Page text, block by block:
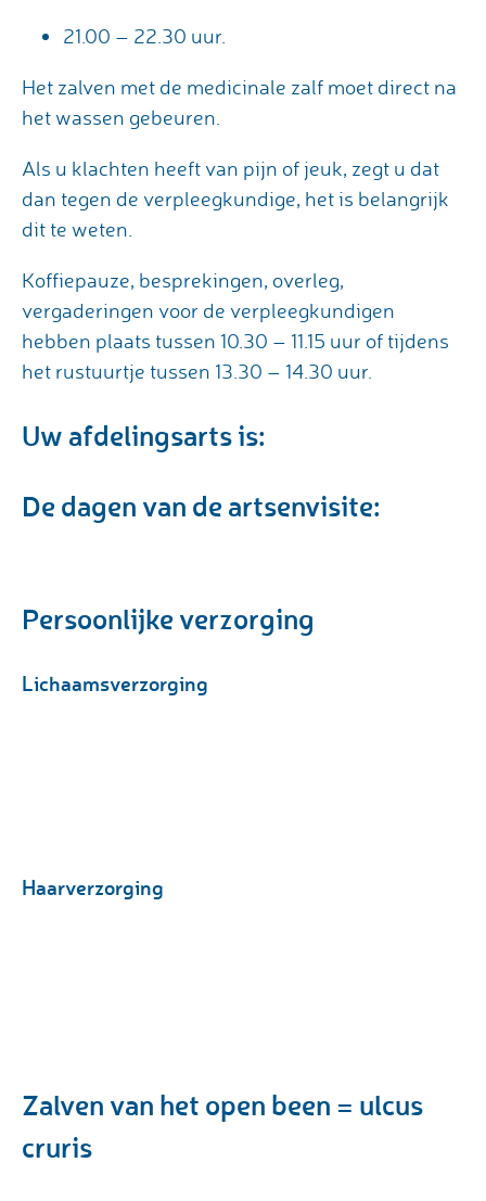
21.00 – 22.30 uur.
Het zalven met de medicinale zalf moet direct na
het wassen gebeuren.
Als u klachten heeft van pijn of jeuk, zegt u dat
dan tegen de verpleegkundige, het is belangrijk
dit te weten.
Koffiepauze, besprekingen, overleg,
vergaderingen voor de verpleegkundigen
hebben plaats tussen 10.30 – 11.15 uur of tijdens
het rustuurtje tussen 13.30 – 14.30 uur.
Uw afdelingsarts is:
De dagen van de artsenvisite:
Persoonlijke verzorging
Lichaamsverzorging
Haarverzorging
Zalven van het open been = ulcus
cruris